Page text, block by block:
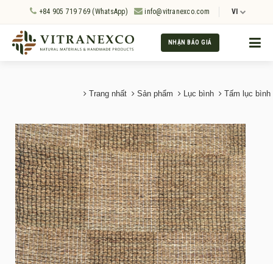
+84 905 719 769 (WhatsApp) info@vitranexco.com VI
NHẬN BÁO GIÁ
Trang nhất Sản phẩm Lục bình Tấm lục bình